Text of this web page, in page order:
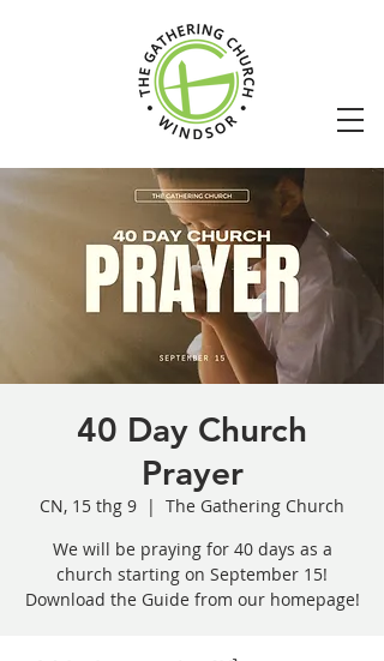
40 Day Church
Prayer
CN, 15 thg 9
  |
The Gathering Church
We will be praying for 40 days as a
church starting on September 15!
Download the Guide from our homepage!